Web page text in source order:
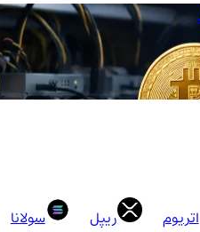
اتریوم ریپل سولانا